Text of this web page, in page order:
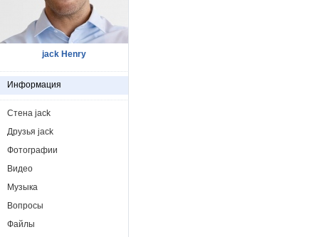
jack Henry
Информация
Стена jack
Друзья jack
Фотографии
Видео
Музыка
Вопросы
Файлы